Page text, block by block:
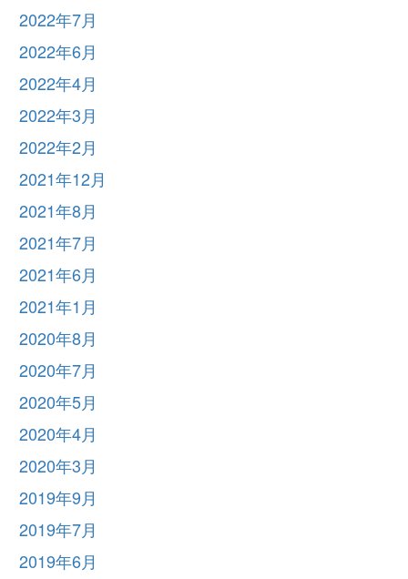
2022年7月
2022年6月
2022年4月
2022年3月
2022年2月
2021年12月
2021年8月
2021年7月
2021年6月
2021年1月
2020年8月
2020年7月
2020年5月
2020年4月
2020年3月
2019年9月
2019年7月
2019年6月